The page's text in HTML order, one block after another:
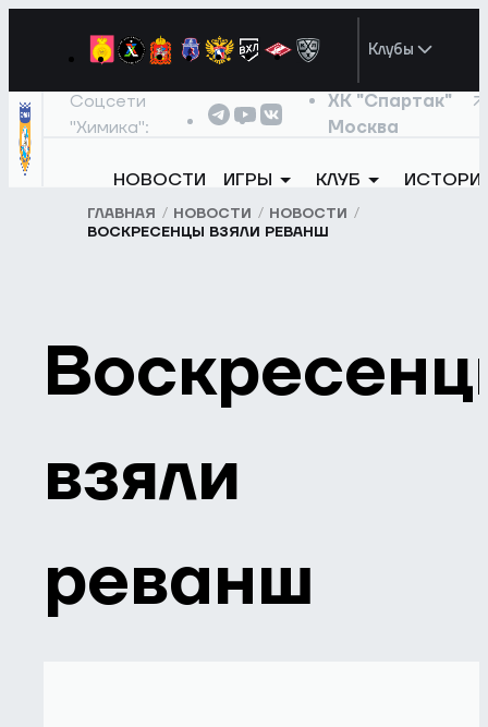
Клубы
Соцсети
"Химика":
ХК "Спартак"
Москва
НОВОСТИ ИГРЫ КЛУБ
ГЛАВНАЯ НОВОСТИ
НОВОСТИ
ВОСКРЕСЕНЦЫ ВЗЯЛИ РЕВАНШ
взяли
реванш